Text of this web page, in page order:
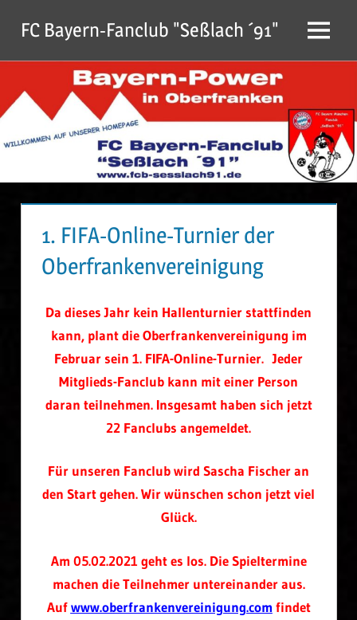
Inhalt
springen
FC Bayern-Fanclub "Seßlach ´91" Menu
1. FIFA-Online-Turnier der
Oberfrankenvereinigung
Da dieses Jahr kein Hallenturnier stattfinden
kann, plant die Oberfrankenvereinigung im
Februar sein 1. FIFA-Online-Turnier. Jeder
Mitglieds-Fanclub kann mit einer Person
daran teilnehmen. Insgesamt haben sich jetzt
22 Fanclubs angemeldet.
Für unseren Fanclub wird Sascha Fischer an
den Start gehen. Wir wünschen schon jetzt viel
Glück.
Am 05.02.2021 geht es los. Die Spieltermine
machen die Teilnehmer untereinander aus.
Aufwww.oberfrankenvereinigung.com findet